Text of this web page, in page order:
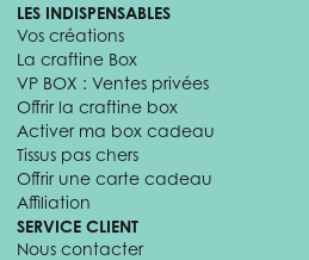
LES INDISPENSABLES
Vos créations
La craftine Box
VP BOX : Ventes privées
Offrir la craftine box
Activer ma box cadeau
Tissus pas chers
Offrir une carte cadeau
Affiliation
SERVICE CLIENT
Nous contacter